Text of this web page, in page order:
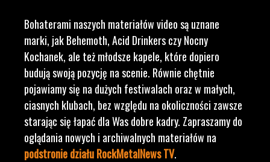
Bohaterami naszych materiałów video są uznane
marki, jak Behemoth, Acid Drinkers czy Nocny
Kochanek, ale też młodsze kapele, które dopiero
budują swoją pozycję na scenie. Równie chętnie
pojawiamy się na dużych festiwalach oraz w małych,
ciasnych klubach, bez względu na okoliczności zawsze
starając się łapać dla Was dobre kadry. Zapraszamy do
oglądania nowych i archiwalnych materiałów na
podstronie działu RockMetalNews TV.